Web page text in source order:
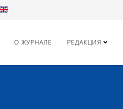
О ЖУРНАЛЕ РЕДАКЦИЯ